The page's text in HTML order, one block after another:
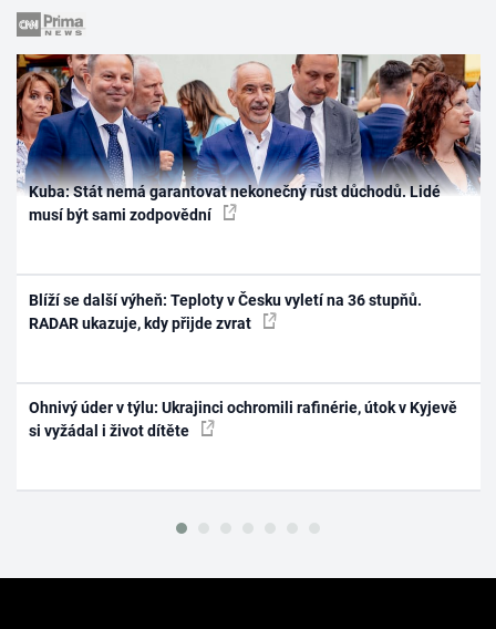
Kuba: Stát nemá garantovat nekonečný růst důchodů. Lidé
musí být sami zodpovědní
Blíží se další výheň: Teploty v Česku vyletí na 36 stupňů.
RADAR ukazuje, kdy přijde zvrat
Ohnivý úder v týlu: Ukrajinci ochromili rafinérie, útok v Kyjevě
si vyžádal i život dítěte